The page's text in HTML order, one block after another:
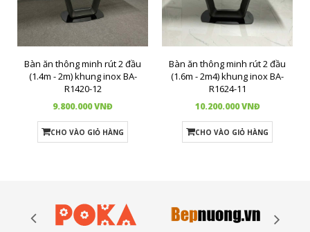
Bàn ăn thông minh rút 2 đầu
(1.4m - 2m) khung inox BA-
R1420-12
9.800.000 VNĐ
CHO VÀO GIỎ HÀNG
Bàn ăn thông minh rút 2 đầu
(1.6m - 2m4) khung inox BA-
R1624-11
10.200.000 VNĐ
CHO VÀO GIỎ HÀNG